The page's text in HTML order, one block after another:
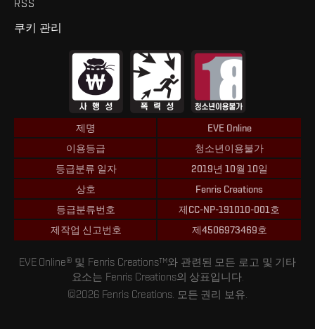
RSS
쿠키 관리
제명
EVE Online
이용등급
청소년이용불가
등급분류 일자
2019년 10월 10일
상호
Fenris Creations
등급분류번호
제CC-NP-191010-001호
제작업 신고번호
제4506973469호
EVE Online® 및 Fenris Creations™와 관련된 모든 로고 및 기타
요소는 Fenris Creations의 상표입니다.
©2026 Fenris Creations. 모든 권리 보유.